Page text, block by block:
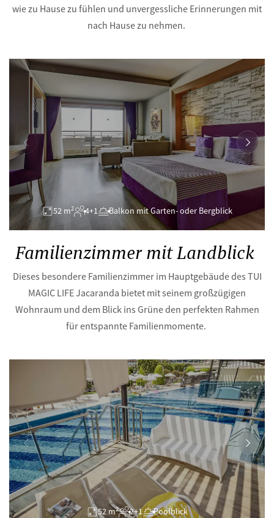
wie zu Hause zu fühlen und unvergessliche Erinnerungen mit
nach Hause zu nehmen.
52 m2 4+1 Balkon mit Garten- oder Bergblick
Familienzimmer mit Landblick
Dieses besondere Familienzimmer im Hauptgebäude des TUI
MAGIC LIFE Jacaranda bietet mit seinem großzügigen
Wohnraum und dem Blick ins Grüne den perfekten Rahmen
für entspannte Familienmomente.
52 m2 2+1 Poolblick